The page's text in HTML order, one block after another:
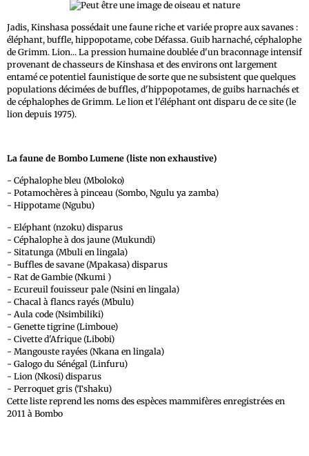
Jadis, Kinshasa possédait une faune riche et variée propre aux savanes :
éléphant, buffle, hippopotame, cobe Défassa. Guib harnaché, céphalophe
de Grimm. Lion... La pression humaine doublée d'un braconnage intensif
provenant de chasseurs de Kinshasa et des environs ont largement
entamé ce potentiel faunistique de sorte que ne subsistent que quelques
populations décimées de buffles, d'hippopotames, de guibs harnachés et
de céphalophes de Grimm. Le lion et l'éléphant ont disparu de ce site (le
lion depuis 1975).
La faune de Bombo Lumene (liste non exhaustive)
- Céphalophe bleu (Mboloko)
- Potamochères à pinceau (Sombo, Ngulu ya zamba)
- Hippotame (Ngubu)
- Eléphant (nzoku) disparus
- Céphalophe à dos jaune (Mukundi)
- Sitatunga (Mbuli en lingala)
- Buffles de savane (Mpakasa) disparus
- Rat de Gambie (Nkumi )
- Ecureuil fouisseur pale (Nsini en lingala)
- Chacal à flancs rayés (Mbulu)
- Aula code (Nsimbiliki)
- Genette tigrine (Limboue)
- Civette d'Afrique (Libobi)
- Mangouste rayées (Nkana en lingala)
- Galogo du Sénégal (Linfuru)
- Lion (Nkosi) disparus
- Perroquet gris (Tshaku)
Cette liste reprend les noms des espèces mammifères enregistrées en
2011 à Bombo